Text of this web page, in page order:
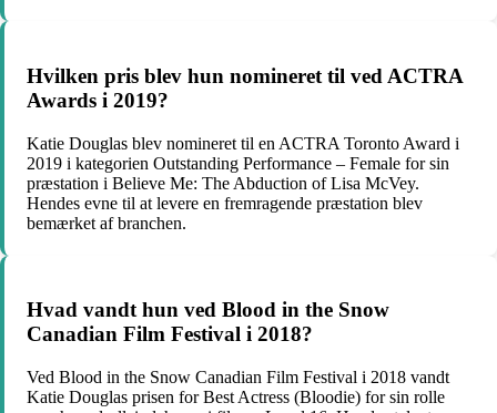
Hvilken pris blev hun nomineret til ved ACTRA
Awards i 2019?
Katie Douglas blev nomineret til en ACTRA Toronto Award i
2019 i kategorien Outstanding Performance – Female for sin
præstation i Believe Me: The Abduction of Lisa McVey.
Hendes evne til at levere en fremragende præstation blev
bemærket af branchen.
Hvad vandt hun ved Blood in the Snow
Canadian Film Festival i 2018?
Ved Blood in the Snow Canadian Film Festival i 2018 vandt
Katie Douglas prisen for Best Actress (Bloodie) for sin rolle